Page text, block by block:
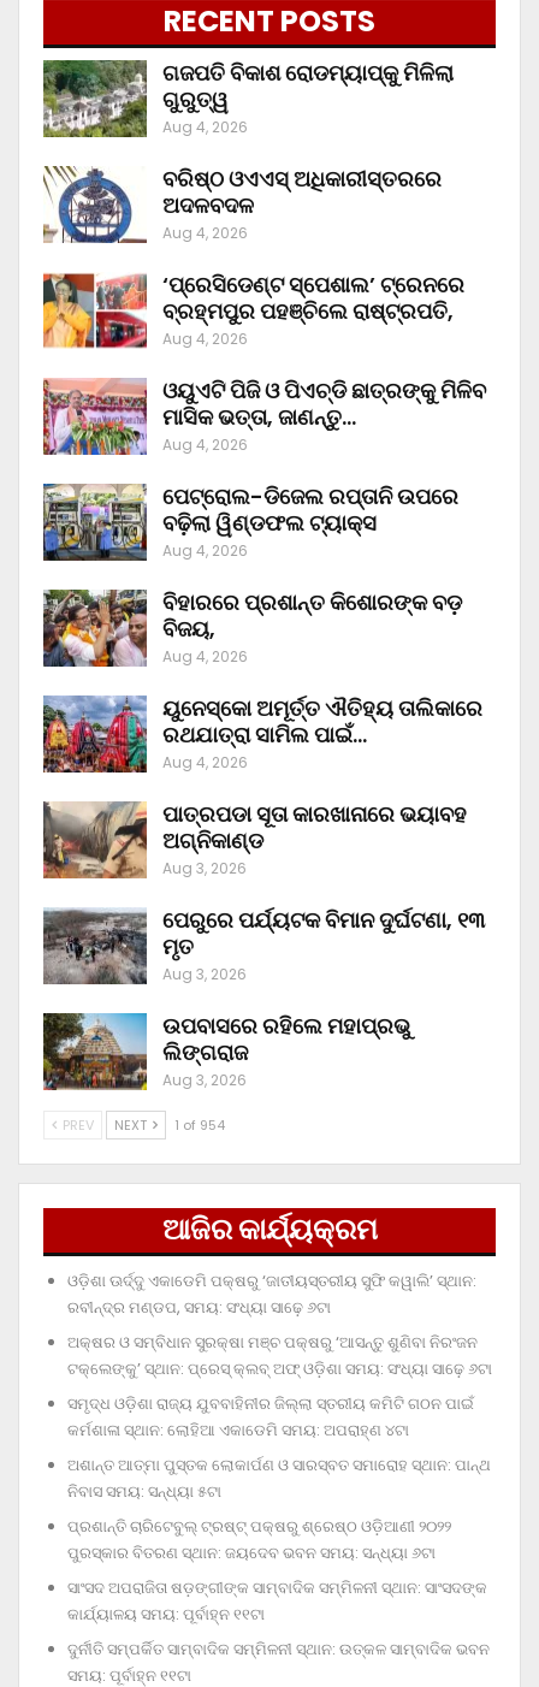
RECENT POSTS
ଗଜପତି ବିକାଶ ରୋଡମ୍ୟାପ୍‌କୁ ମିଳିଲା
ଗୁରୁତ୍ୱ
Aug 4, 2026
ବରିଷ୍ଠ ଓଏଏସ୍‌ ଅଧିକାରୀସ୍ତରରେ
ଅଦଳବଦଳ
Aug 4, 2026
‘ପ୍ରେସିଡେଣ୍ଟ ସ୍ପେଶାଲ’ ଟ୍ରେନରେ
ବ୍ରହ୍ମପୁର ପହଞ୍ଚିଲେ ରାଷ୍ଟ୍ରପତି,
Aug 4, 2026
ଓୟୁଏଟି ପିଜି ଓ ପିଏଚ୍‌ଡି ଛାତ୍ରଙ୍କୁ ମିଳିବ
ମାସିକ ଭତ୍ତା, ଜାଣନ୍ତୁ…
Aug 4, 2026
ପେଟ୍ରୋଲ-ଡିଜେଲ ରପ୍ତାନି ଉପରେ
ବଢ଼ିଲା ୱିଣ୍ଡଫଲ ଟ୍ୟାକ୍ସ
Aug 4, 2026
ବିହାରରେ ପ୍ରଶାନ୍ତ କିଶୋରଙ୍କ ବଡ଼
ବିଜୟ,
Aug 4, 2026
ୟୁନେସ୍କୋ ଅମୂର୍ତ୍ତ ଐତିହ୍ୟ ତାଲିକାରେ
ରଥଯାତ୍ରା ସାମିଲ ପାଇଁ…
Aug 4, 2026
ପାତ୍ରପଡା ସୂତା କାରଖାନାରେ ଭୟାବହ
ଅଗ୍ନିକାଣ୍ଡ
Aug 3, 2026
ପେରୁରେ ପର୍ଯ୍ୟଟକ ବିମାନ ଦୁର୍ଘଟଣା, ୧୩
ମୃତ
Aug 3, 2026
ଉପବାସରେ ରହିଲେ ମହାପ୍ରଭୁ
ଲିଙ୍ଗରାଜ
Aug 3, 2026
PREV NEXT 1 of 954
ଆଜିର କାର୍ଯ୍ୟକ୍ରମ
ଓଡ଼ିଶା ଊର୍ଦ୍ଦୁ ଏକାଡେମି ପକ୍ଷରୁ ‘ଜାତୀୟସ୍ତରୀୟ ସୁଫି କୱାଲି’ ସ୍ଥାନ:
ରବୀନ୍ଦ୍ର ମଣ୍ଡପ, ସମୟ: ସଂଧ୍ୟା ସାଢ଼େ ୬ଟା
ଅକ୍ଷର ଓ ସମ୍ବିଧାନ ସୁରକ୍ଷା ମଞ୍ଚ ପକ୍ଷରୁ ‘ଆସନ୍ତୁ ଶୁଣିବା ନିରଂଜନ
ଟକ୍‌ଲେଙ୍କୁ’ ସ୍ଥାନ: ପ୍ରେସ୍‌ କ୍ଲବ୍‌ ଅଫ୍‌ ଓଡ଼ିଶା ସମୟ: ସଂଧ୍ୟା ସାଢ଼େ ୬ଟା
ସମୃଦ୍ଧ ଓଡ଼ିଶା ରାଜ୍ୟ ଯୁବବାହିନୀର ଜିଲ୍ଲା ସ୍ତରୀୟ କମିଟି ଗଠନ ପାଇଁ
କର୍ମଶାଳା ସ୍ଥାନ: ଲୋହିଆ ଏକାଡେମି ସମୟ: ଅପରାହ୍‌ଣ ୪ଟା
ଅଶାନ୍ତ ଆତ୍ମା ପୁସ୍ତକ ଲୋକାର୍ପଣ ଓ ସାରସ୍ବତ ସମାରୋହ ସ୍ଥାନ: ପାନ୍ଥ
ନିବାସ ସମୟ: ସନ୍ଧ୍ୟା ୫ଟା
ପ୍ରଶାନ୍ତି ଚାରିଟେବୁଲ୍‌ ଟ୍ରଷ୍ଟ୍‌ ପକ୍ଷରୁ ଶ୍ରେଷ୍ଠ ଓଡ଼ିଆଣୀ ୨୦୨୨
ପୁରସ୍କାର ବିତରଣ ସ୍ଥାନ: ଜୟଦେବ ଭବନ ସମୟ: ସନ୍ଧ୍ୟା ୬ଟା
ସାଂସଦ ଅପରାଜିତା ଷଡ଼ଙ୍ଗୀଙ୍କ ସାମ୍ବାଦିକ ସମ୍ମିଳନୀ ସ୍ଥାନ: ସାଂସଦଙ୍କ
କାର୍ଯ୍ୟାଳୟ ସମୟ: ପୂର୍ବାହ୍ନ ୧୧ଟା
ଦୁର୍ନୀତି ସମ୍ପର୍କିତ ସାମ୍ବାଦିକ ସମ୍ମିଳନୀ ସ୍ଥାନ: ଉତ୍କଳ ସାମ୍ବାଦିକ ଭବନ
ସମୟ: ପୂର୍ବାହ୍ନ ୧୧ଟା